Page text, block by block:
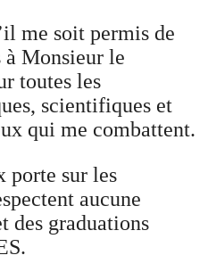
me soit permis de
à Monsieur le
toutes les
scientifiques et
qui me combattent.
porte sur les
aucune
des graduations